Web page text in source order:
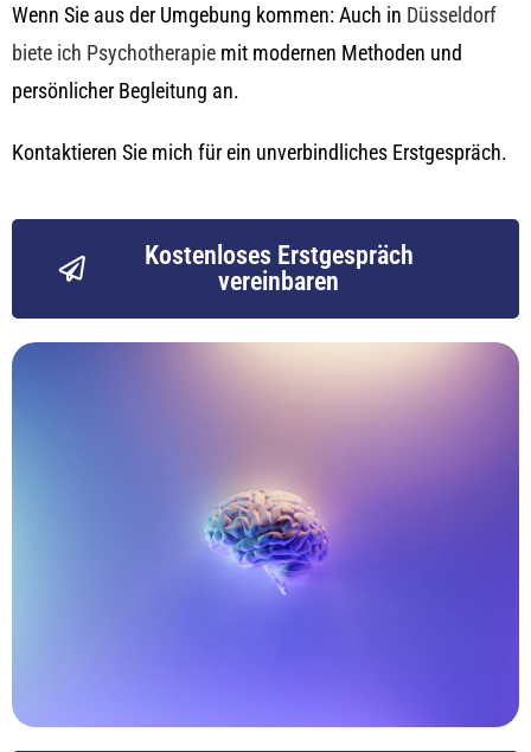
Wenn Sie aus der Umgebung kommen: Auch in Düsseldorf
biete ich Psychotherapie mit modernen Methoden und
persönlicher Begleitung an.
Kontaktieren Sie mich für ein unverbindliches Erstgespräch.
Kostenloses Erstgespräch
vereinbaren